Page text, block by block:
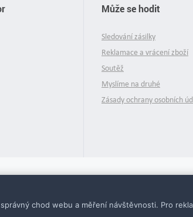
Může se hodit
Sledování zásilky
Reklamace a vrácení zboží
Soutěž
Myslíme na druhé
Zásady ochrany osobních
chod webu a měření návštěvnosti. Pro